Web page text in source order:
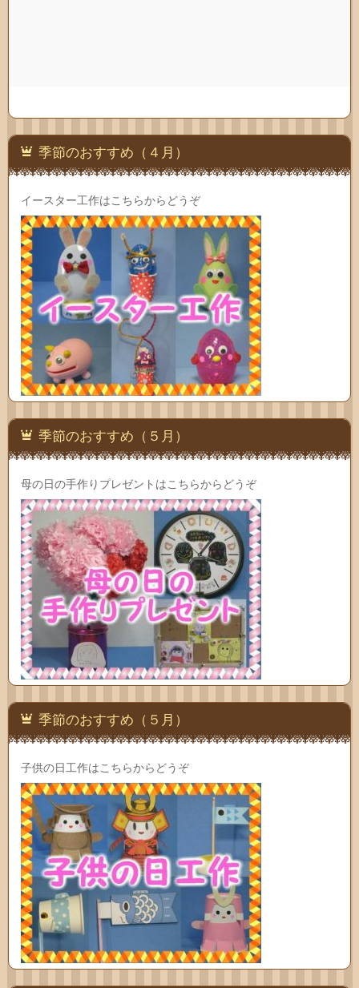
季節のおすすめ（４月）
イースター工作はこちらからどうぞ
季節のおすすめ（５月）
母の日の手作りプレゼントはこちらからどうぞ
季節のおすすめ（５月）
子供の日工作はこちらからどうぞ